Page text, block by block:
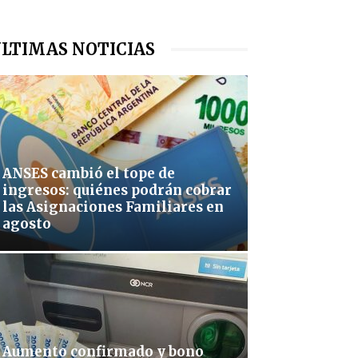
NOTICIAS
ANSES cambió el tope de
ingresos: quiénes podrán cobrar
las Asignaciones Familiares en
agosto
Aumento confirmado y bono